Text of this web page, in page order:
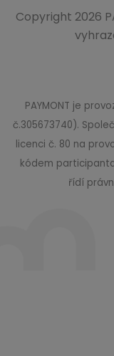
Copyright 2026
PAYMONT je
č.305673740).
licenci č. 80 na
kódem
řídí